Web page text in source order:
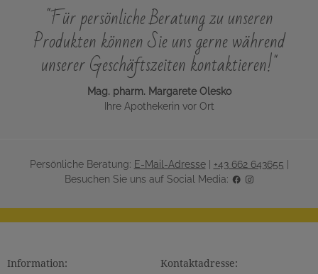
"Für persönliche Beratung zu unseren
Produkten können Sie uns gerne während
unserer Geschäftszeiten kontaktieren!"
Mag. pharm. Margarete Olesko
Ihre Apothekerin vor Ort
Persönliche Beratung: E-Mail-Adresse| +43 662 643655 |
Besuchen Sie uns auf Social Media:
Information: Kontaktadresse: